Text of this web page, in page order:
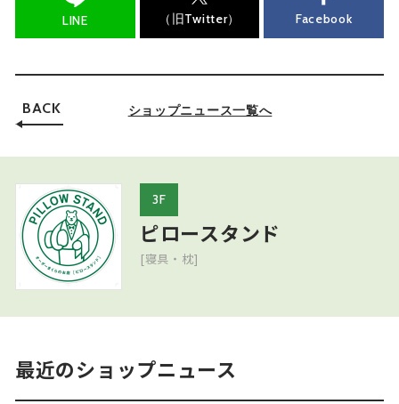
LINE （旧Twitter） Facebook
BACK ショップニュース一覧へ
3F
ピロースタンド
[寝具・枕]
最近のショップニュース